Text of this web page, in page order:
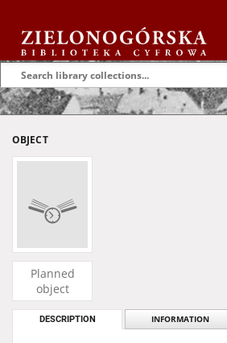
OBJECT
Planned
object
DESCRIPTION INFORMATION